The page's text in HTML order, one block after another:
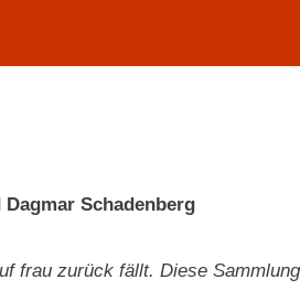
Schadenberg
frau zurück fällt. Diese